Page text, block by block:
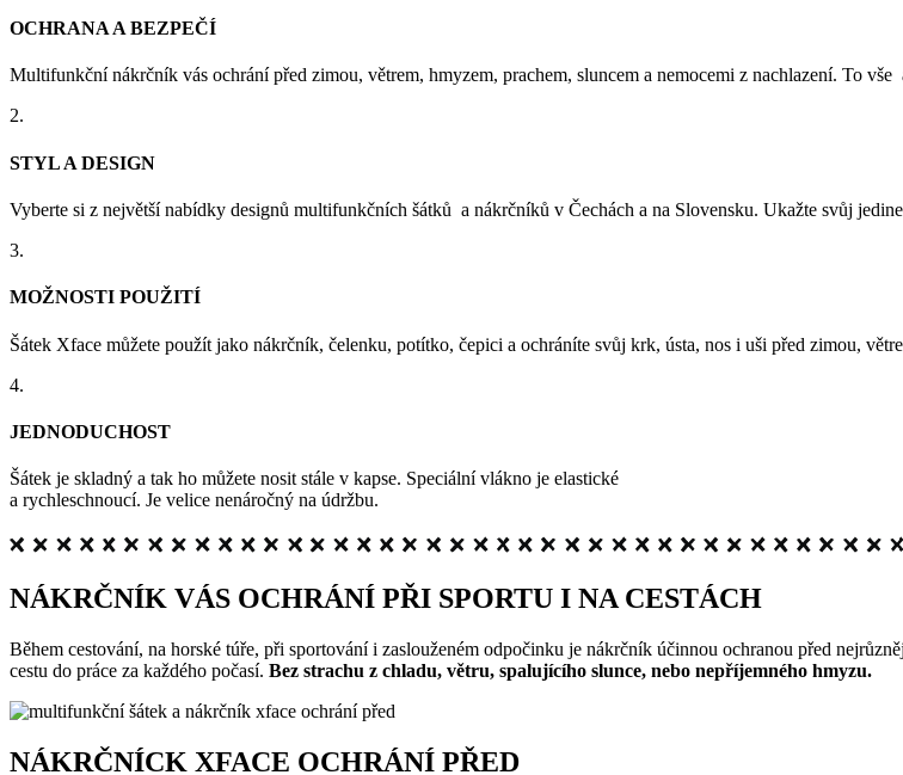
OCHRANA A BEZPEČÍ
Multifunkční nákrčník vás ochrání před zimou, větrem, hmyzem, prachem, sluncem a nemocemi z nachlazení. To vše
2.
STYL A DESIGN
Vyberte si z největší nabídky designů multifunkčních šátků a nákrčníků v Čechách a na Slovensku. Ukažte svůj
3.
MOŽNOSTI POUŽITÍ
Šátek Xface můžete použít jako nákrčník, čelenku, potítko, čepici a ochráníte svůj krk, ústa, nos i uši před zimou,
4.
JEDNODUCHOST
Šátek je skladný a tak ho můžete nosit stále v kapse. Speciální vlákno je elastické
a rychleschnoucí. Je velice nenáročný na údržbu.
NÁKRČNÍK VÁS OCHRÁNÍ PŘI SPORTU I NA CESTÁCH
Během cestování, na horské túře, při sportování i zaslouženém odpočinku je nákrčník účinnou ochranou před
cestu do práce za každého počasí. Bez strachu z chladu, větru, spalujícího slunce, nebo nepříjemného hmyzu.
NÁKRČNÍCK XFACE OCHRÁNÍ PŘED